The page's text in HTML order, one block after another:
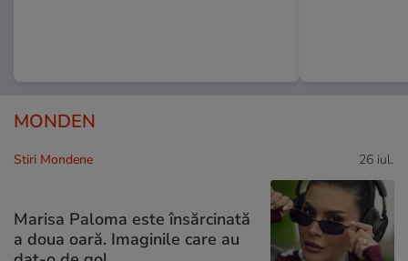
MONDEN
Stiri Mondene 26 iul.
Marisa Paloma este însărcinată
a doua oară. Imaginile care au